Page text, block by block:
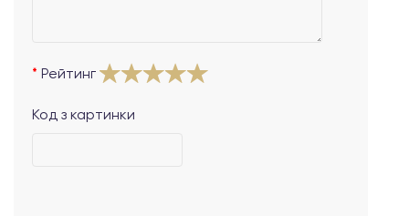
Рейтинг
Код з картинки